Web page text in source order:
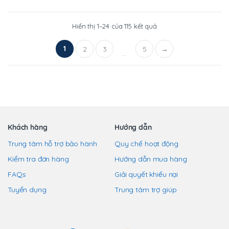
Hiển thị 1–24 của 115 kết quảĐã
xếp
theo
mới
nhất
1 2 3 … 5 →
Khách hàng
Trung tâm hỗ trợ bảo hành
Kiểm tra đơn hàng
FAQs
Tuyển dụng
Hướng dẫn
Quy chế hoạt động
Hướng dẫn mua hàng
Giải quyết khiếu nại
Trung tâm trợ giúp